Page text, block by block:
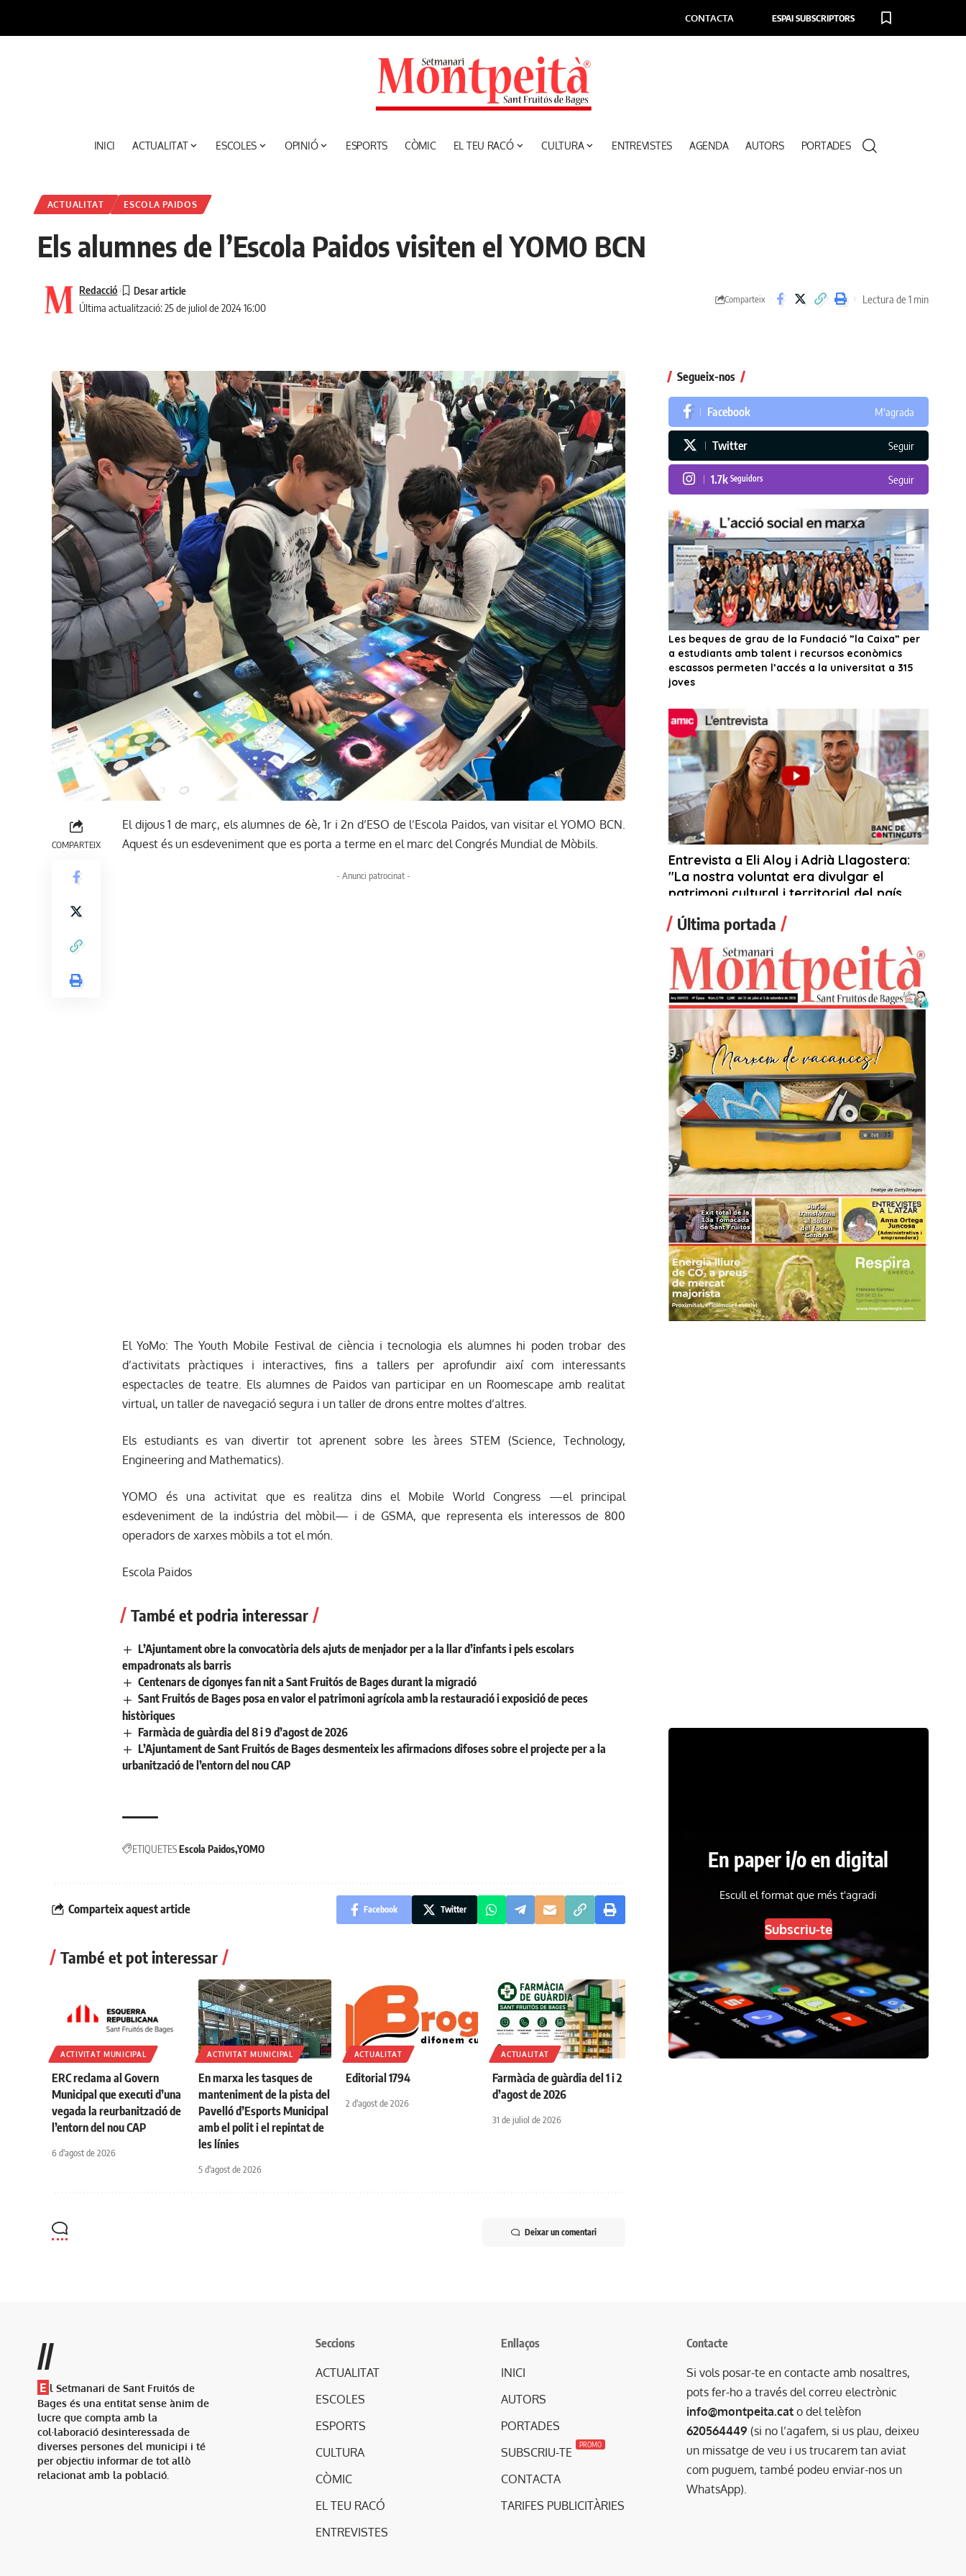
CONTACTA ESPAI SUBSCRIPTORS
INICI ACTUALITAT ESCOLES OPINIÓ ESPORTS CÒMIC EL TEU RACÓ CULTURA ENTREVISTES AGENDA AUTORS PORTADES
ACTUALITAT ESCOLA PAIDOS
Els alumnes de l’Escola Paidos visiten el YOMO BCN
Última actualització: 25 de juliol de 2024 16:00
Redacció
Comparteix Lectura de 1 min
COMPARTEIX
El dijous 1 de març, els alumnes de 6è, 1r i 2n d’ESO de l’Escola Paidos, van visitar el YOMO BCN.
Aquest és un esdeveniment que es porta a terme en el marc del Congrés Mundial de Mòbils.
- Anunci patrocinat -
El YoMo: The Youth Mobile Festival de ciència i tecnologia els alumnes hi poden trobar des
d’activitats pràctiques i interactives, fins a tallers per aprofundir així com interessants
espectacles de teatre. Els alumnes de Paidos van participar en un Roomescape amb realitat
virtual, un taller de navegació segura i un taller de drons entre moltes d’altres.
Els estudiants es van divertir tot aprenent sobre les àrees STEM (Science, Technology,
Engineering and Mathematics).
YOMO és una activitat que es realitza dins el Mobile World Congress —el principal
esdeveniment de la indústria del mòbil— i de GSMA, que representa els interessos de 800
operadors de xarxes mòbils a tot el món.
Escola Paidos
També et podria interessar
L’Ajuntament obre la convocatòria dels ajuts de menjador per a la llar d’infants i pels escolars
empadronats als barris
Centenars de cigonyes fan nit a Sant Fruitós de Bages durant la migració
Sant Fruitós de Bages posa en valor el patrimoni agrícola amb la restauració i exposició de peces
històriques
Farmàcia de guàrdia del 8 i 9 d’agost de 2026
L’Ajuntament de Sant Fruitós de Bages desmenteix les afirmacions difoses sobre el projecte per a la
urbanització de l’entorn del nou CAP
ETIQUETESEscola PaidosYOMO
Comparteix aquest article Facebook Twitter
També et pot interessar
ACTIVITAT MUNICIPAL
ERC reclama al Govern
Municipal que executi d’una
vegada la reurbanització de
l’entorn del nou CAP
6 d'agost de 2026
ACTIVITAT MUNICIPAL
En marxa les tasques de
manteniment de la pista del
Pavelló d’Esports Municipal
amb el polit i el repintat de
les línies
5 d'agost de 2026
ACTUALITAT
Editorial 1794
2 d'agost de 2026
ACTUALITAT
Farmàcia de guàrdia del 1 i 2
d’agost de 2026
31 de juliol de 2026
Deixar un comentari
Segueix-nos
Facebook M'agrada
Twitter Seguir
1.7k Seguidors Seguir
Última portada
En paper i/o en digital
Escull el format que més t'agradi
Subscriu-te
//
E l Setmanari de Sant Fruitós de
Bages és una entitat sense ànim de
lucre que compta amb la
col·laboració desinteressada de
diverses persones del municipi i té
per objectiu informar de tot allò
relacionat amb la població.
Seccions
ACTUALITAT
ESCOLES
ESPORTS
CULTURA
CÒMIC
EL TEU RACÓ
ENTREVISTES
Enllaços
INICI
AUTORS
PORTADES
SUBSCRIU-TE
PROMO
CONTACTA
TARIFES PUBLICITÀRIES
Contacte
Si vols posar-te en contacte amb nosaltres,
pots fer-ho a través del correu electrònic
info@montpeita.cat o del telèfon
620564449 (si no l’agafem, si us plau, deixeu
un missatge de veu i us trucarem tan aviat
com puguem, també podeu enviar-nos un
WhatsApp).